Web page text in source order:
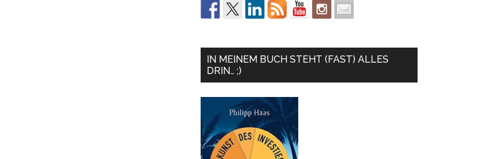
IN MEINEM BUCH STEHT (FAST) ALLES
DRIN… ;)